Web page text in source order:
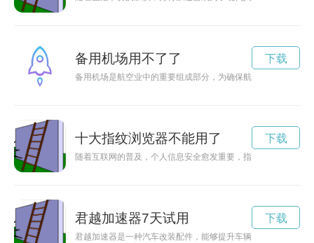
备用机场用不了了
备用机场是航空业中的重要组成部分，为确保航班安全和顺利进
下载
十大指纹浏览器不能用了
随着互联网的普及，个人信息安全愈发重要，指纹浏览器能够
下载
君越加速器7天试用
君越加速器是一种汽车改装配件，能够提升车辆加速性能，让
下载